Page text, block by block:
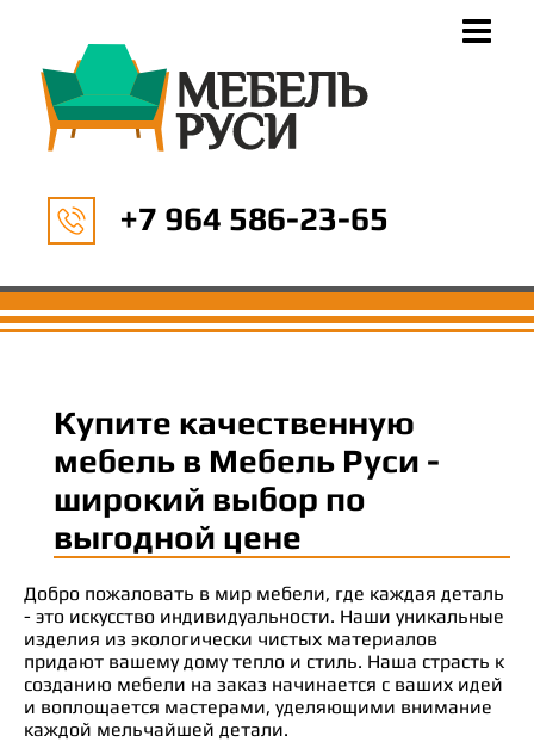
+7 964 586-23-65
Купите качественную
мебель в Мебель Руси -
широкий выбор по
выгодной цене
Добро пожаловать в мир мебели, где каждая деталь
- это искусство индивидуальности. Наши уникальные
изделия из экологически чистых материалов
придают вашему дому тепло и стиль. Наша страсть к
созданию мебели на заказ начинается с ваших идей
и воплощается мастерами, уделяющими внимание
каждой мельчайшей детали.